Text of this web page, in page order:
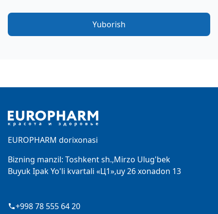
Yuborish
EUROPHARM dorixonasi
Bizning manzil: Toshkent sh.,Mirzo Ulug'bek
Buyuk Ipak Yo'li kvartali «Ц1»,uy 26 xonadon 13
+998 78 555 64 20